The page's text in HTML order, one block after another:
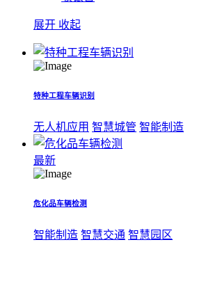
展开 收起
特种工程车辆识别
无人机应用 智慧城管 智能制造
最新
危化品车辆检测
智能制造 智慧交通 智慧园区